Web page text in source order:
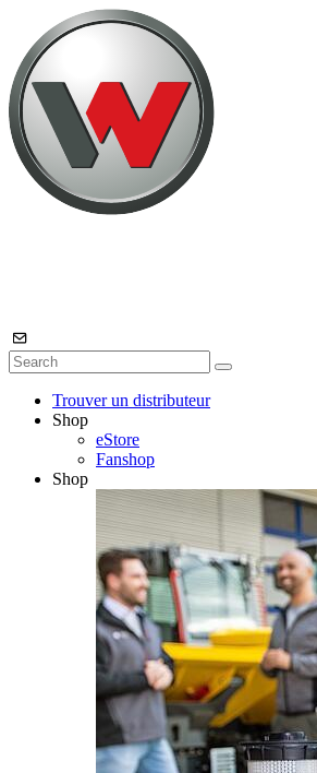
Trouver un distributeur
Shop
eStore
Fanshop
Shop